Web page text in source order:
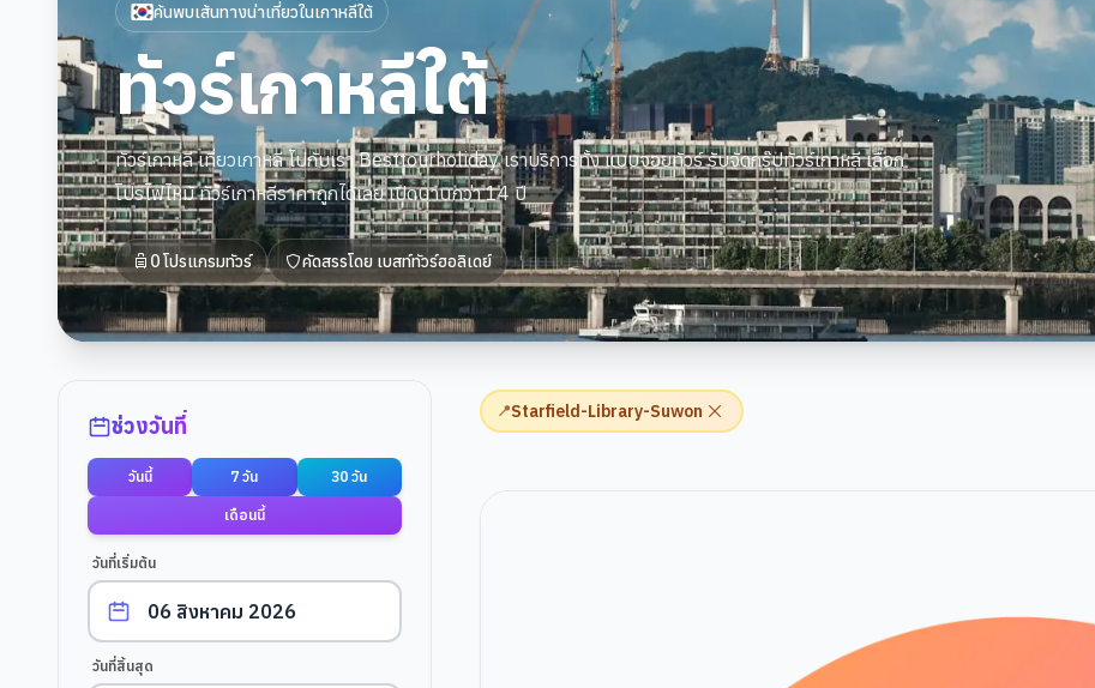
ค้นพบเส้นทางน่าเที่ยวในเกาหลีใต้
ทัวร์เกาหลีใต้
ทัวร์เกาหลี เที่ยวเกาหลี ไปกับเรา Besttourholiday เราบริการทั้ง แบบจอยทัวร์ รับจัดกรุ๊ปทัวร์เกาหลี เลือก
โปรไฟไหม้ ทัวร์เกาหลีราคาถูกได้เลย เปิดนานกว่า 14 ปี
0โปรแกรมทัวร์ คัดสรรโดย เบสท์ทัวร์ฮอลิเดย์
ช่วงวันที่
วันนี้ 7 วัน 30 วัน
เดือนนี้
วันที่เริ่มต้น
วันที่สิ้นสุด
📍Starfield-Library-Suwon